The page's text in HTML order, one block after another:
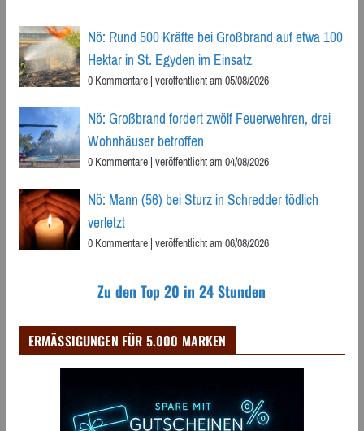
Nö: Rund 500 Kräfte bei Großbrand auf etwa 100
Hektar in St. Egyden im Einsatz
0 Kommentare|veröffentlicht am 05/08/2026
Nö: Großbrand fordert zwölf Feuerwehren, drei
Wohnhäuser betroffen
0 Kommentare|veröffentlicht am 04/08/2026
Nö: Mann (56) bei Sturz in Schredder tödlich
verletzt
0 Kommentare|veröffentlicht am 06/08/2026
Zu den Top 20 in 24 Stunden
ERMÄSSIGUNGEN FÜR 5.000 MARKEN